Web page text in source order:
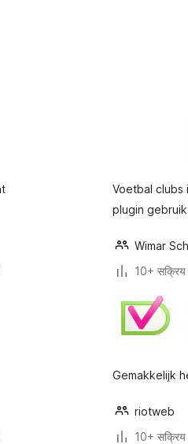
Voetbal clubs
plugin
Wimar
10+ सक्रिय
Gemakkelijk
riotweb
10+ सक्रिय